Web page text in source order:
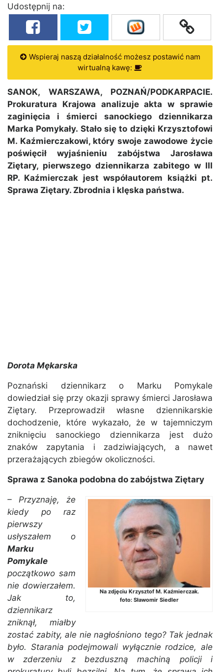
Udostępnij na:
Wspieraj naszą działalność możesz postawić nam
wirtualną kawę:
SANOK, WARSZAWA, POZNAŃ/PODKARPACIE.
Prokuratura Krajowa analizuje akta w sprawie
zaginięcia i śmierci sanockiego dziennikarza
Marka Pomykały. Stało się to dzięki Krzysztofowi
M. Kaźmierczakowi, który swoje zawodowe życie
poświęcił wyjaśnieniu zabójstwa Jarosława
Ziętary, pierwszego dziennikarza zabitego w III
RP. Kaźmierczak jest współautorem książki pt.
Sprawa Ziętary. Zbrodnia i klęska państwa.
Dorota Mękarska
Poznański dziennikarz o Marku Pomykale
dowiedział się przy okazji sprawy śmierci Jarosława
Ziętary. Przeprowadził własne dziennikarskie
dochodzenie, które wykazało, że w tajemniczym
zniknięciu sanockiego dziennikarza jest dużo
znaków zapytania i zadziwiających, a nawet
przerażających zbiegów okoliczności.
Sprawa z Sanoka podobna do zabójstwa Ziętary
Na zdjęciu Krzysztof M. Kaźmierczak.
foto: Sławomir Siedler
– Przyznaję, że
kiedy po raz
pierwszy
usłyszałem o
Marku
Pomykale
początkowo sam
nie dowierzałem.
Jak to,
dziennikarz
zniknął, miałby
zostać zabity, ale nie nagłośniono tego? Tak jednak
było. Starania podejmowali wyłącznie rodzice, ale
w zderzeniu z bezduszną machiną policji i